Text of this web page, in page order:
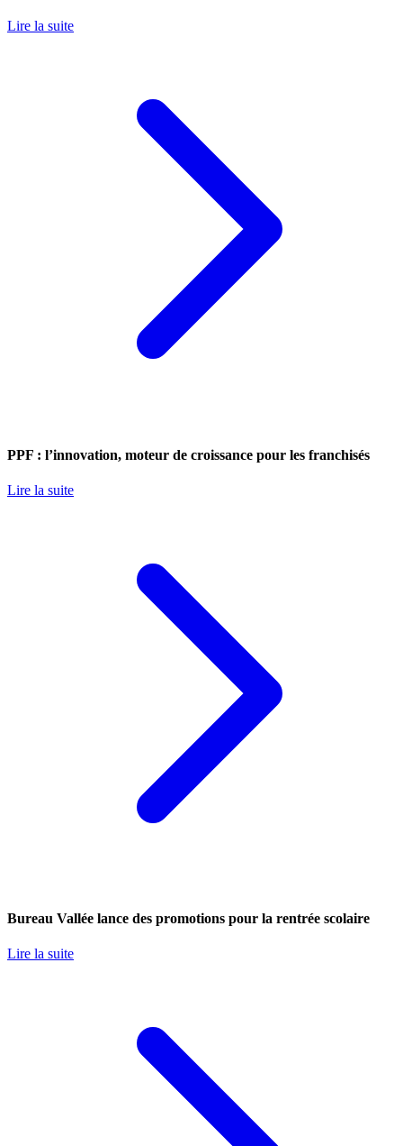
Lire la suite
PPF : l’innovation, moteur de croissance pour les franchisés
Lire la suite
Bureau Vallée lance des promotions pour la rentrée scolaire
Lire la suite